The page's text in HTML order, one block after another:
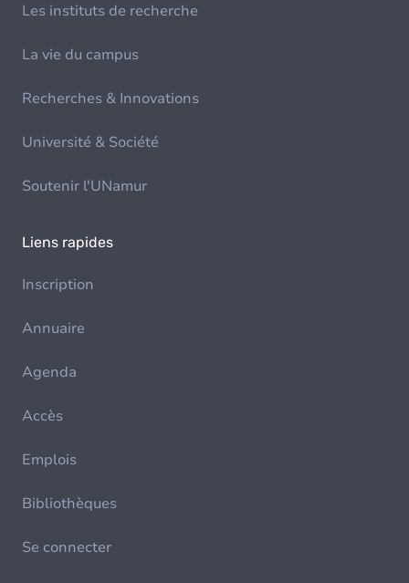
Les instituts de recherche
La vie du campus
Recherches & Innovations
Université & Société
Soutenir l'UNamur
Liens rapides
Inscription
Annuaire
Agenda
Accès
Emplois
Bibliothèques
Se connecter